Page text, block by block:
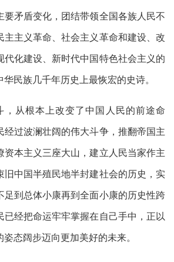
要矛盾变化，团结带领全国各族人民不
主主义革命、社会主义革命和建设、改
代化建设、新时代中国特色社会主义的
民族几千年历史上最恢宏的史诗。
，从根本上改变了中国人民的前途命
经过波澜壮阔的伟大斗争，推翻帝国主
资本主义三座大山，建立人民当家作主
旧中国半殖民地半封建社会的历史，实
足到总体小康再到全面小康的历史性跨
已经把命运牢牢掌握在自己手中，正以
态阔步迈向更加美好的未来。